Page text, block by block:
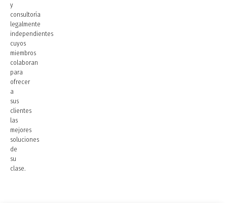
y
consultoría
legalmente
independientes
cuyos
miembros
colaboran
para
ofrecer
a
sus
clientes
las
mejores
soluciones
de
su
clase.